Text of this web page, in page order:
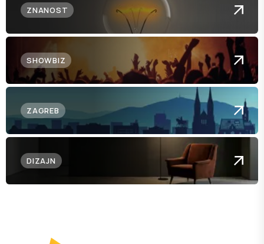
ZNANOST
SHOWBIZ
ZAGREB
DIZAJN